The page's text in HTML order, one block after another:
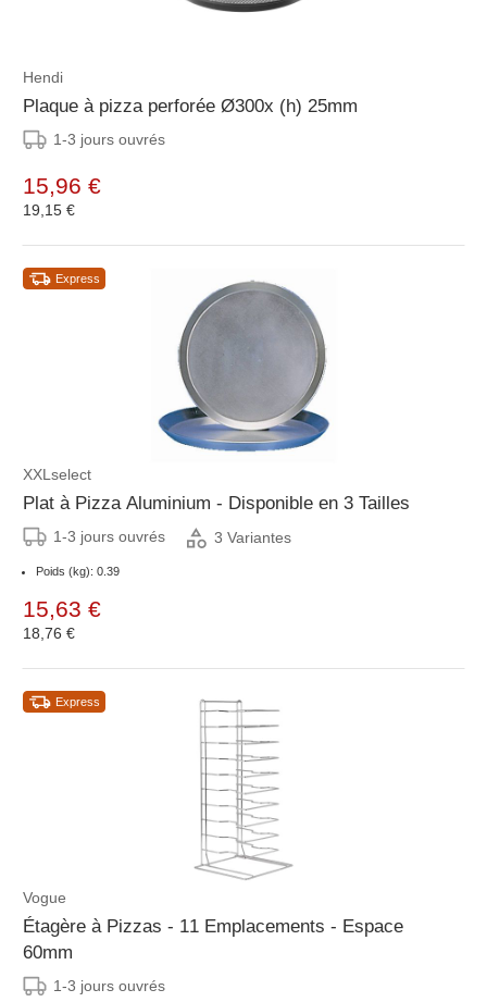
Hendi
Plaque à pizza perforée Ø300x (h) 25mm
1-3 jours ouvrés
15,96 €
19,15 €
Express
XXLselect
Plat à Pizza Aluminium - Disponible en 3 Tailles
1-3 jours ouvrés 3 Variantes
Poids (kg): 0.39
15,63 €
18,76 €
Express
Vogue
Étagère à Pizzas - 11 Emplacements - Espace
60mm
1-3 jours ouvrés